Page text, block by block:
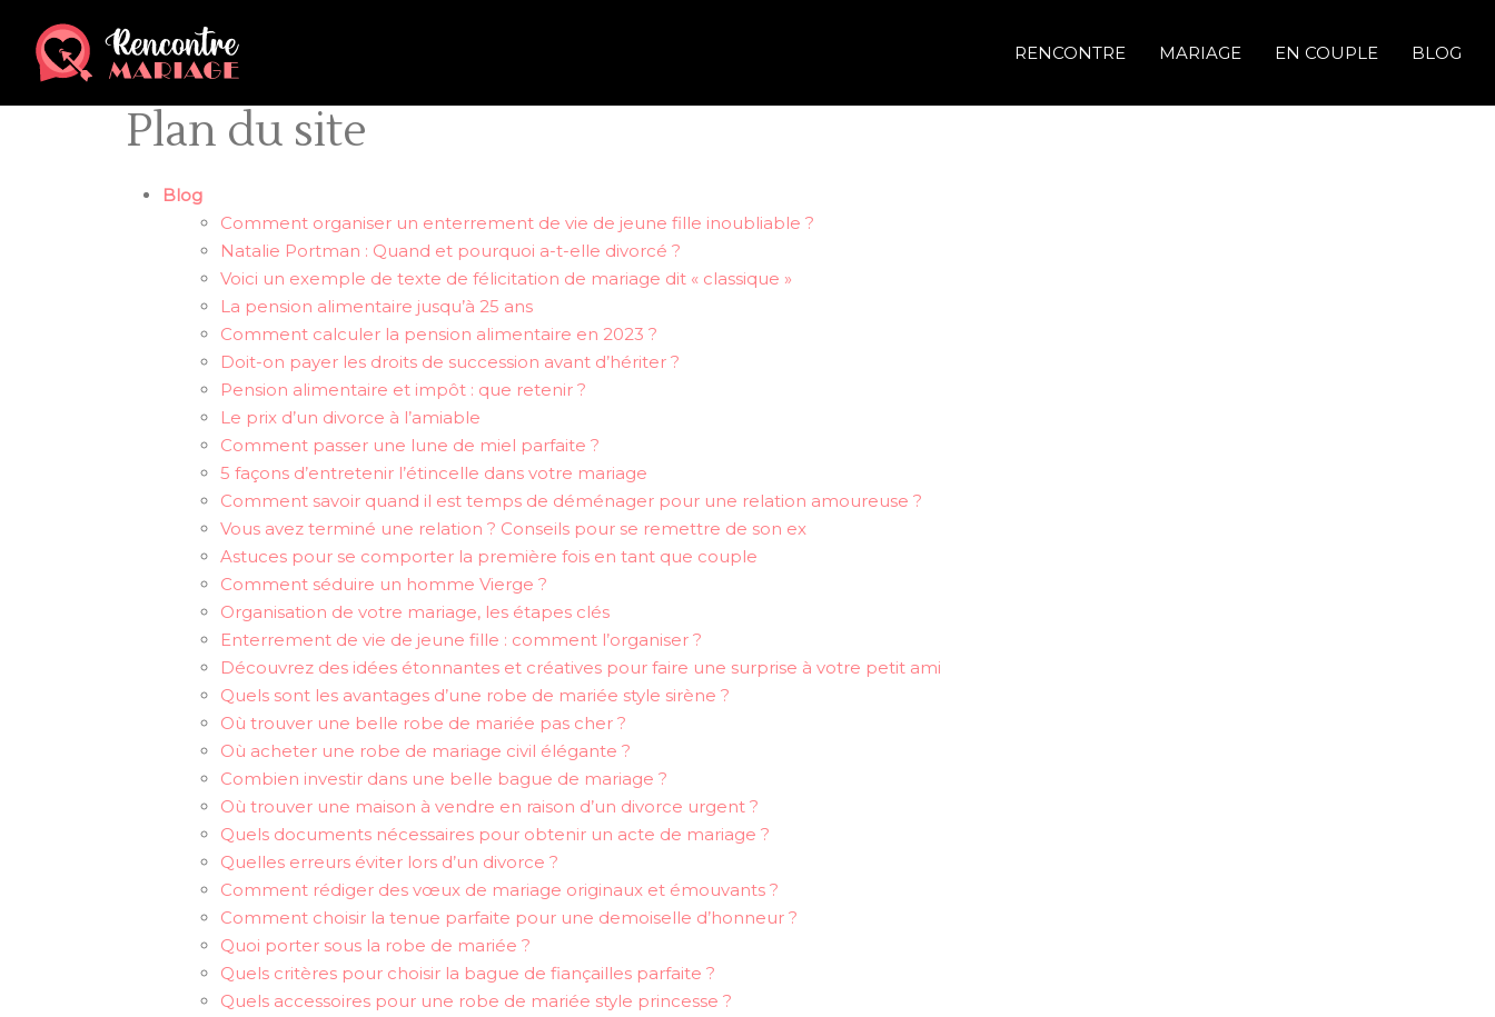
RENCONTRE MARIAGE EN COUPLE BLOG
Plan du site
Blog
Comment organiser un enterrement de vie de jeune fille inoubliable ?
Natalie Portman : Quand et pourquoi a-t-elle divorcé ?
Voici un exemple de texte de félicitation de mariage dit « classique »
La pension alimentaire jusqu’à 25 ans
Comment calculer la pension alimentaire en 2023 ?
Doit-on payer les droits de succession avant d’hériter ?
Pension alimentaire et impôt : que retenir ?
Le prix d’un divorce à l’amiable
Comment passer une lune de miel parfaite ?
5 façons d’entretenir l’étincelle dans votre mariage
Comment savoir quand il est temps de déménager pour une relation amoureuse ?
Vous avez terminé une relation ? Conseils pour se remettre de son ex
Astuces pour se comporter la première fois en tant que couple
Comment séduire un homme Vierge ?
Organisation de votre mariage, les étapes clés
Enterrement de vie de jeune fille : comment l’organiser ?
Découvrez des idées étonnantes et créatives pour faire une surprise à votre petit ami
Quels sont les avantages d’une robe de mariée style sirène ?
Où trouver une belle robe de mariée pas cher ?
Où acheter une robe de mariage civil élégante ?
Combien investir dans une belle bague de mariage ?
Où trouver une maison à vendre en raison d’un divorce urgent ?
Quels documents nécessaires pour obtenir un acte de mariage ?
Quelles erreurs éviter lors d’un divorce ?
Comment rédiger des vœux de mariage originaux et émouvants ?
Comment choisir la tenue parfaite pour une demoiselle d’honneur ?
Quoi porter sous la robe de mariée ?
Quels critères pour choisir la bague de fiançailles parfaite ?
Quels accessoires pour une robe de mariée style princesse ?